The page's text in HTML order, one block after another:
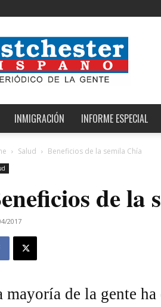
Noticias
de
Westchester,
Estados
y
el
Mundo
INMIGRACIÓN INFORME ESPECIAL
Salud Beneficios de la semila Chía
de la
2017
mayoría de la gente